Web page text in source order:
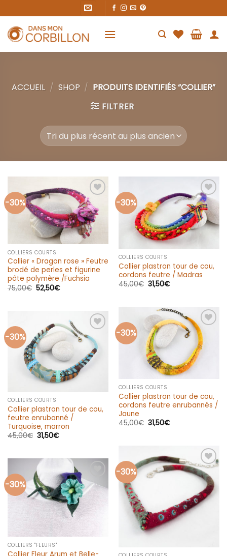
to
content
ACCUEIL / SHOP / PRODUITS IDENTIFIÉS “COLLIER”
FILTRER
-30%
Ajouter
à la liste
d’envies
COLLIERS COURTS
Collier « Dragon rose » Feutre
brodé de perles et figurine
pâte polymère /Fuchsia
75,00€ 52,50€
-30%
Ajouter
à la liste
d’envies
COLLIERS COURTS
Collier plastron tour de cou,
cordons feutre / Madras
45,00€ 31,50€
-30%
Ajouter
à la liste
d’envies
COLLIERS COURTS
Collier plastron tour de cou,
cordons feutre enrubannés /
Jaune
45,00€ 31,50€
-30%
Ajouter
à la liste
d’envies
COLLIERS COURTS
Collier plastron tour de cou,
feutre enrubanné /
Turquoise, marron
45,00€ 31,50€
-30%
Ajouter
à la liste
d’envies
-30%
Ajouter
à la liste
d’envies
COLLIERS "FLEURS"
Collier Fleur Arum et Belle-